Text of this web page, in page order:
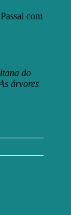
com
do
árvores